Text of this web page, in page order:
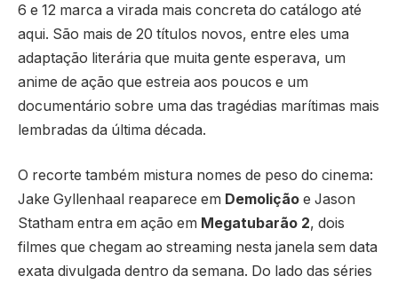
6 e 12 marca a virada mais concreta do catálogo até
aqui. São mais de 20 títulos novos, entre eles uma
adaptação literária que muita gente esperava, um
anime de ação que estreia aos poucos e um
documentário sobre uma das tragédias marítimas mais
lembradas da última década.
O recorte também mistura nomes de peso do cinema:
Jake Gyllenhaal reaparece em Demolição e Jason
Statham entra em ação em Megatubarão 2, dois
filmes que chegam ao streaming nesta janela sem data
exata divulgada dentro da semana. Do lado das séries